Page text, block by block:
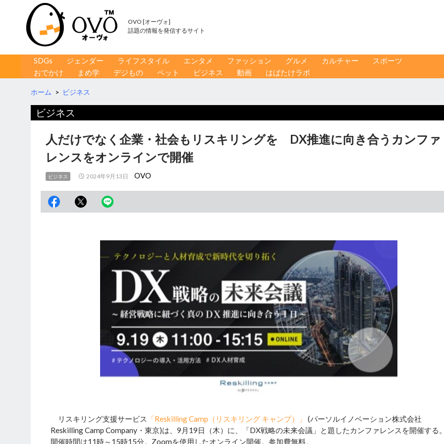
OVO [オーヴォ]
話題の情報を発信するサイト
コンテンツへ移動
SDGs ジェンダー ライフスタイル エンタメ ファッション グルメ カルチャー
スポーツ
おでかけ
まめ学 デジもの ペット ビジネス 動画 はばたけラボ
ホーム > ビジネス
ビジネス
人だけでなく企業・社会もリスキリングを DX推進に向き合うカンファ
レンスをオンラインで開催
ビジネス 2024年9月13日 OVO
リスキリング支援サービス 「Reskilling Camp（リスキリング キャンプ）」
(パーソルイノベーション株式会社
Reskilling Camp Company・東京)は、9月19日（木）に、「DX戦略の未来会議」と題したカンファレンスを開催する
開催時間は11時～15時15分。Zoomを使用したオンライン開催。参加費無料。